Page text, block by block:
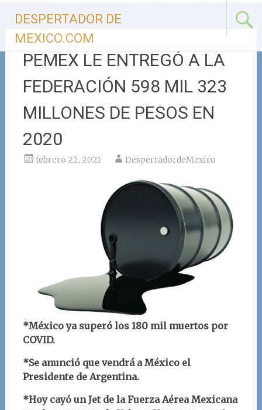
contenido
DESPERTADOR DE
MEXICO.COM
PEMEX LE ENTREGÓ A LA
FEDERACIÓN 598 MIL 323
MILLONES DE PESOS EN
2020
febrero 22, 2021 DespertadordeMexico
*México ya superó los 180 mil muertos por
COVID.
*Se anunció que vendrá a México el
Presidente de Argentina.
*Hoy cayó un Jet de la Fuerza Aérea Mexicana